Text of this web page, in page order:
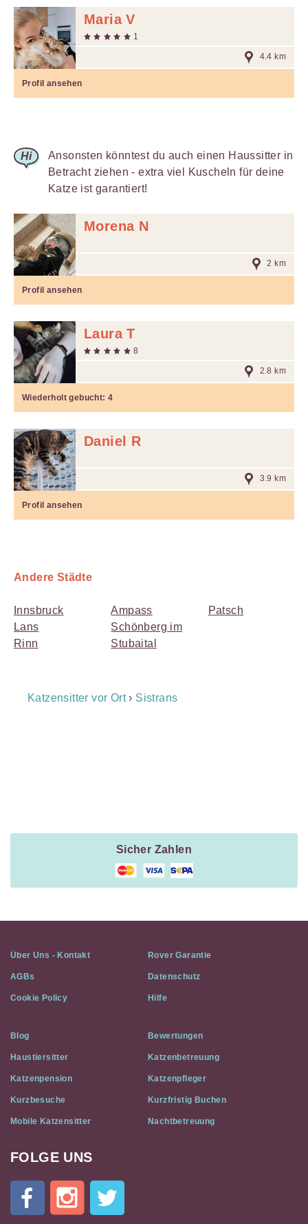
Maria V
1
4.4 km
Profil ansehen
Ansonsten könntest du auch einen Haussitter in
Betracht ziehen - extra viel Kuscheln für deine
Katze ist garantiert!
Morena N
2 km
Profil ansehen
Laura T
8
2.8 km
Wiederholt gebucht:4
Daniel R
3.9 km
Profil ansehen
Andere Städte
Innsbruck
Lans
Rinn
Ampass
Schönberg im
Stubaital
Patsch
Breadcrumb
Katzensitter vor Ort› Sistrans
Sicher Zahlen
Über Uns - Kontakt Rover Garantie
AGBs Datenschutz
Cookie Policy Hilfe
Blog Bewertungen
Haustiersitter Katzenbetreuung
Katzenpension Katzenpfleger
Kurzbesuche Kurzfristig Buchen
Mobile Katzensitter Nachtbetreuung
Cat
Flat
FOLGE UNS